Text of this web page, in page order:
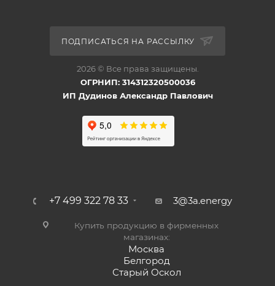
ПОДПИСАТЬСЯ НА РАССЫЛКУ
2026 © Все права защищены.
ОГРНИП: 314312320500036
ИП Дудинов Александр Павлович
+7 499 322 78 33 3@3a.energy
Купить продукцию в фирменных
магазинах:
Москва
Белгород
Старый Оскол